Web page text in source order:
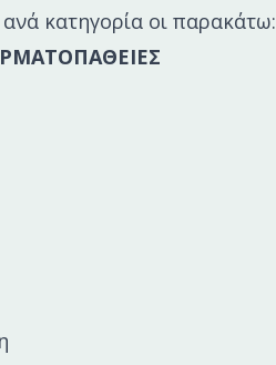
ανά κατηγορία οι παρακάτω: